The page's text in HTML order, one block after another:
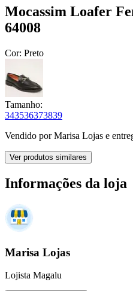
Mocassim Loafer
64008
Cor: Preto
Tamanho:
343536373839
Vendido porMarisa Lojas e
Ver produtos similares
Informações da loja
Marisa Lojas
Lojista Magalu